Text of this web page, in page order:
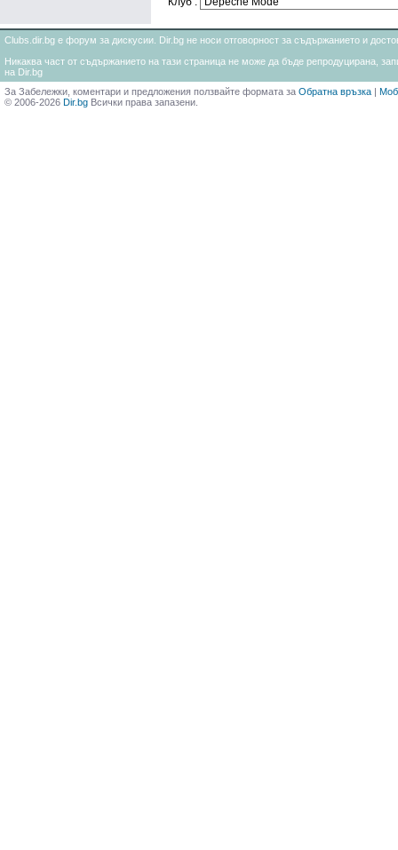
Clubs.dir.bg е форум за дискусии. Dir.bg не носи отговорност за съдържанието и
Никаква част от съдържанието на тази страница не може да бъде репродуцирана,
на Dir.bg
За Забележки, коментари и предложения ползвайте формата за Обратна връзка |
© 2006-2026 Dir.bg Всички права запазени.